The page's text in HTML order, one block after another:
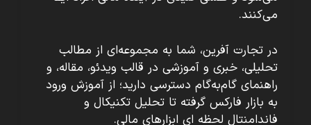
می‌کنند.
در تجارت آفرین، شما به مجموعه‌ای از مطالب
تحلیلی، خبری و آموزشی در قالب ویدئو، مقاله، و
راهنمای گام‌به‌گام دسترسی دارید؛ از آموزش ورود
به بازار فارکس گرفته تا تحلیل تکنیکال و
فاندامنتال لحظه ای ابزارهای مالی.